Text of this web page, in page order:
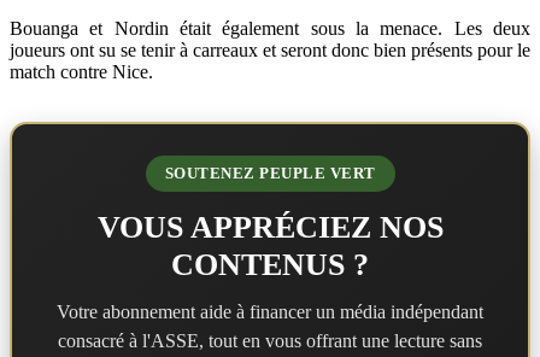
Bouanga et Nordin était également sous la menace. Les deux
joueurs ont su se tenir à carreaux et seront donc bien présents pour le
match contre Nice.
SOUTENEZ PEUPLE VERT
VOUS APPRÉCIEZ NOS
CONTENUS ?
Votre abonnement aide à financer un média indépendant
consacré à l'ASSE, tout en vous offrant une lecture sans